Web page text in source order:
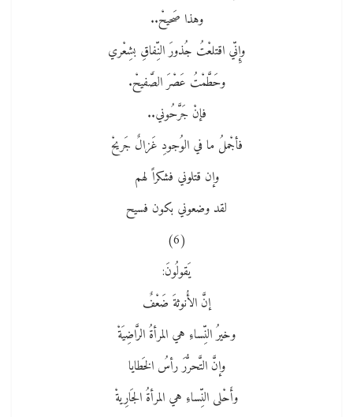
وهذا صَحيحْ..
وإِنّي اقتلعْتُ جُذورَ النِّفاقِ بشِعْري
وحَطَّمْتُ عَصْرَ الصَّفيحْ.
فإنْ جَرَّحُوني..
فأجْملُ ما في الوُجودِ غَزالٌ جَريحْ
وإن قتلوني فشكراً لهم
لقد وضعوني بكون فسيح
(6)
يَقولُونَ:
إنَّ الأُنوثةَ ضَعْفٌ
وخيرُ النِّساءِ هي المرأةُ الرَّاضِيَةْ
وإنَّ التَّحرُّرَ رأسُ الخَطايا
وأَحْلى النِّساءِ هي المرأةُ الجَارِيةْ